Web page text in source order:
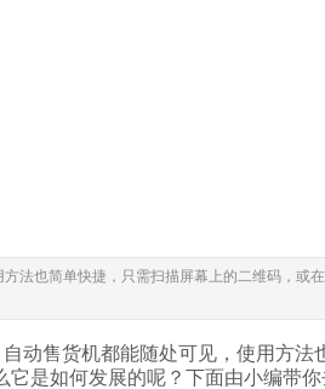
法也简单快捷，只需扫描屏幕上的二维码，或
动售货机都能随处可见，使用方法
是如何发展的呢？下面由小编带你